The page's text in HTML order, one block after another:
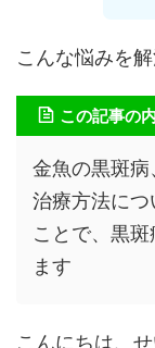
こんな悩みを
この記事の
金魚の黒斑
治療方法に
ことで、黒
ます
こんにちは、せ